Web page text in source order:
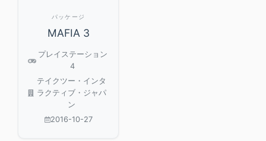
パッケージ
MAFIA 3
プレイステーション
4
テイクツー・インタ
ラクティブ・ジャパ
ン
2016-10-27